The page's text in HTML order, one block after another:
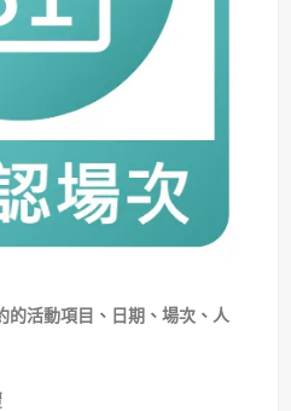
的活動項目、日期、場次、人